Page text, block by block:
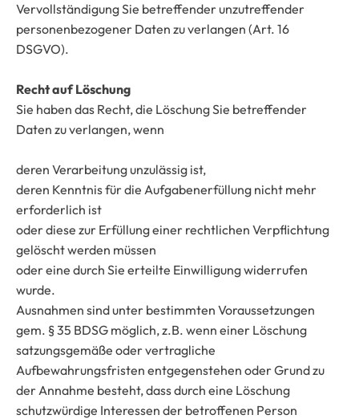
Vervollständigung Sie betreffender unzutreffender
personenbezogener Daten zu verlangen (Art. 16
DSGVO).
Recht auf Löschung
Sie haben das Recht, die Löschung Sie betreffender
Daten zu verlangen, wenn
deren Verarbeitung unzulässig ist,
deren Kenntnis für die Aufgabenerfüllung nicht mehr
erforderlich ist
oder diese zur Erfüllung einer rechtlichen Verpflichtung
gelöscht werden müssen
oder eine durch Sie erteilte Einwilligung widerrufen
wurde.
Ausnahmen sind unter bestimmten Voraussetzungen
gem. § 35 BDSG möglich, z.B. wenn einer Löschung
satzungsgemäße oder vertragliche
Aufbewahrungsfristen entgegenstehen oder Grund zu
der Annahme besteht, dass durch eine Löschung
schutzwürdige Interessen der betroffenen Person